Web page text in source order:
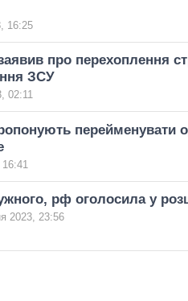
16:25
про перехоплення
ЗСУ
02:11
перейменувати
рф оголосила у
2023, 23:56